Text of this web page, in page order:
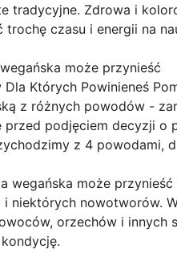
tradycyjne. Zdrowa i
czasu i energii na
może przynieść
Których Powinieneś
z różnych powodów -
przed podjęciem decyzji o
z 4 powodami,
wegańska może
niektórych nowotworów.
orzechów i innych